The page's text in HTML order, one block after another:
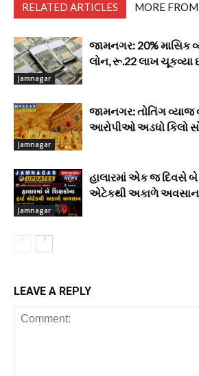
RELATED ARTICLES MORE
Jamnagar
જામનગર: 20% માસિક
લોન, રૂ.22 લાખ ચૂકવ્યા
Jamnagar
જામનગર: તોતિંગ વ્યાજ
આરોપીઓ અડધો કિલો
Jamnagar
હાલારમાં એક જ દિવસે બે
એટેકથી અકાળે અવસાન
LEAVE A REPLY